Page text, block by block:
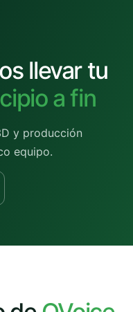
llevar tu
a fin
y producción
equipo.